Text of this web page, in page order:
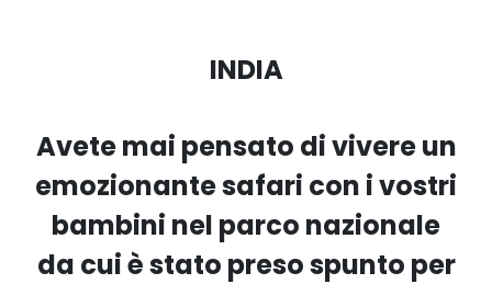
INDIA
Avete mai pensato di vivere un
emozionante safari con i vostri
bambini nel parco nazionale
da cui è stato preso spunto per